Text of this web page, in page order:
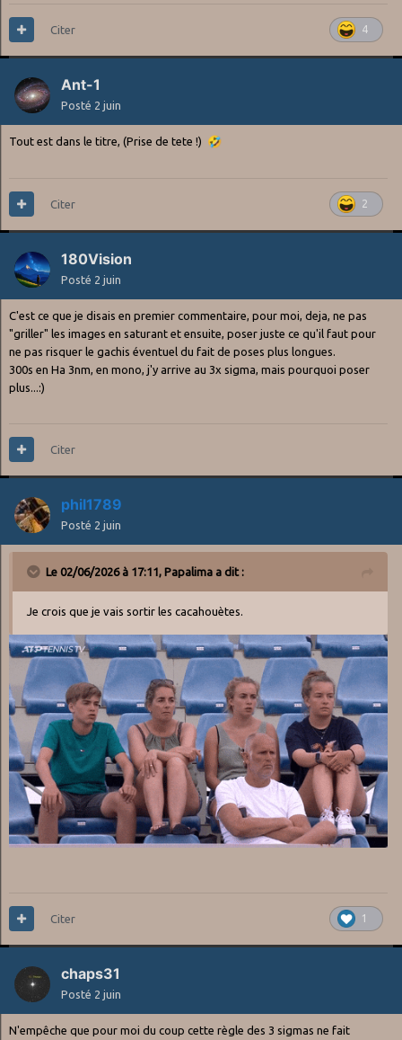
4
Citer
Ant-1
Posté 2 juin
Tout est dans le titre, (Prise de tete !) 🤣
2
Citer
180Vision
Posté 2 juin
C'est ce que je disais en premier commentaire, pour moi, deja, ne pas
"griller" les images en saturant et ensuite, poser juste ce qu'il faut pour
ne pas risquer le gachis éventuel du fait de poses plus longues.
300s en Ha 3nm, en mono, j'y arrive au 3x sigma, mais pourquoi poser
plus...:)
Citer
phil1789
Posté 2 juin
Le 02/06/2026 à 17:11, Papalima a dit :
Je crois que je vais sortir les cacahouètes.
1
Citer
chaps31
Posté 2 juin
N'empêche que pour moi du coup cette règle des 3 sigmas ne fait